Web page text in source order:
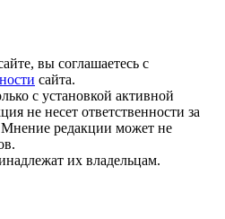
вы соглашаетесь с
сайта.
с установкой активной
не несет ответственности за
редакции может не
их владельцам.